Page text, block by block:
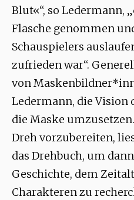
Blut«“, so Ledermann,
Flasche genommen
Schauspielers
zufrieden war“.
von
Ledermann, die Vision
die Maske
Dreh vorzubereiten,
das Drehbuch, um
Geschichte, dem
Charakteren zu